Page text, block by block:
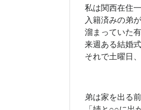
私は関西在住
入籍済みの弟
溜まっていた
来週ある結婚
それで土曜日
弟は家を出る